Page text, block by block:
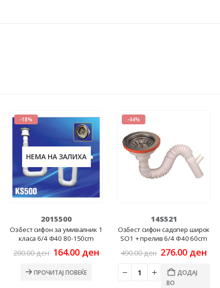
ден.
-18%
НЕМА НА ЗАЛИХА
2015500
Озбест сифон за умивалник 1
класа 6/4 Ф40 80-150cm
200.00ден Original
was:
200.00 ден.
164.00 ден Current
price
164.00 ден.
ПРОЧИТАЈ ПОВЕЌЕ
-44%
14S521
Озбест сифон садопер широк
SO1 + прелив 6/4 Ф40 60cm
490.00ден Original
was:
490.00 ден.
276.00 ден
ДОДАЈ
ВО